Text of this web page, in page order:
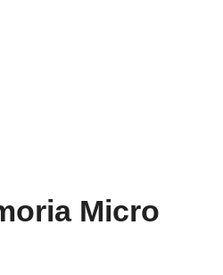
Micro